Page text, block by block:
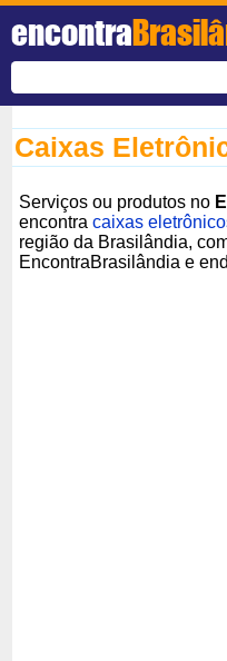
encontra
Caixas
Serviços ou produtos no
encontracaixas
região da Brasilândia,
EncontraBrasilândia e